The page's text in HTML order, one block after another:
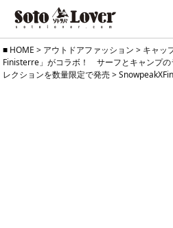
Skip
to
HOME > アウトドアファッション > キャッ
Finisterre」がコラボ！ サーフとキャンプの
レクションを数量限定で発売>